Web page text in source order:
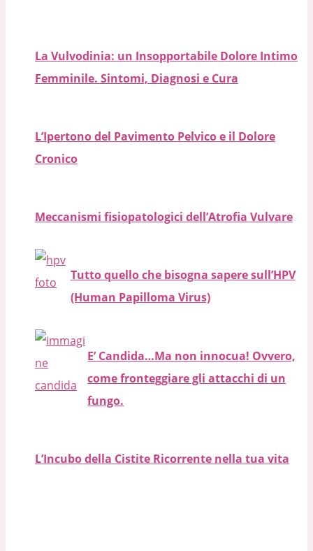
La Vulvodinia: un Insopportabile Dolore Intimo
Femminile. Sintomi, Diagnosi e Cura
L’Ipertono del Pavimento Pelvico e il Dolore
Cronico
Meccanismi fisiopatologici dell’Atrofia Vulvare
Tutto quello che bisogna sapere sull’HPV
(Human Papilloma Virus)
E’ Candida…Ma non innocua! Ovvero,
come fronteggiare gli attacchi di un
fungo.
L’Incubo della Cistite Ricorrente nella tua vita